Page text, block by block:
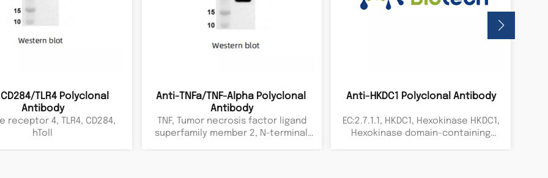
TLR4 Polyclonal
Antibody
receptor 4, TLR4, CD284,
hToll
Anti-TNFa/TNF-Alpha Polyclonal
Antibody
TNF, Tumor necrosis factor ligand
superfamily member 2, N-terminal
Anti-HKDC1 Polyclonal Antibody
EC:2.7.1.1, HKDC1, Hexokinase HKDC1,
Hexokinase domain-containing